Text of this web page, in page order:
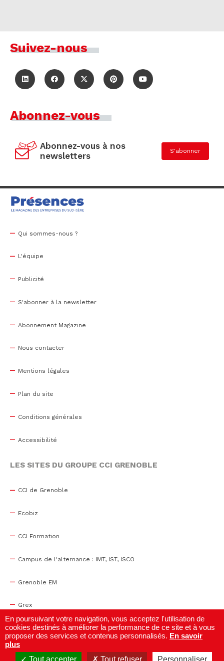
Suivez-nous
Abonnez-vous
Abonnez-vous à nos
newsletters
S'abonner
Qui sommes-nous ?
L'équipe
Publicité
S'abonner à la newsletter
Abonnement Magazine
Nous contacter
Mentions légales
Plan du site
Conditions générales
Accessibilité
LES SITES DU GROUPE CCI GRENOBLE
CCI de Grenoble
Ecobiz
CCI Formation
Campus de l'alternance : IMT, IST, ISCO
Grenoble EM
Grex
WTC Grenoble
Centre de congrès
En poursuivant votre navigation, vous acceptez l'utilisation de
cookies destinés à améliorer la performance de ce site et à vous
proposer des services et contenus personnalisés. En savoir
plus
Tout accepter
Tout refuser Personnaliser